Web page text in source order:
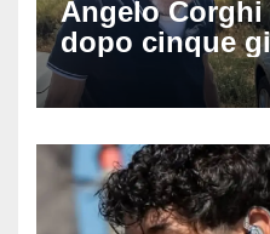
Angelo
dopo cinque
ricerche: il
scomparso